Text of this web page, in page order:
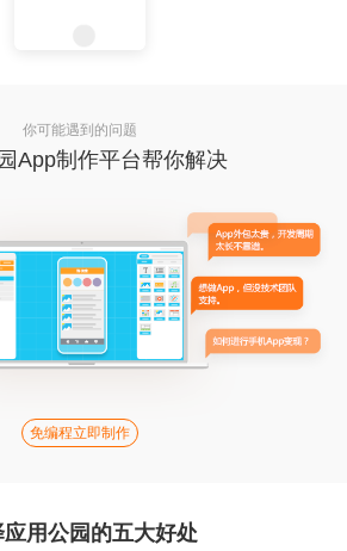
你可能遇到的问题
App制作平台帮你解决
免编程立即制作
应用公园的五大好处